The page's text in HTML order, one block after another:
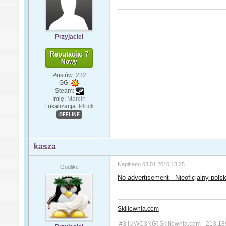
Przyjaciel
Reputacja: 7
Nowy
Postów: 232
GG:
Steam:
Imię: Marcin
Lokalizacja: Płock
OFFLINE
kasza
Godlike Napisano03.01.2010 18:25
No advertisement - Nieoficjalny
Skillownia.com
#3 [UWC3NG] Skillownia.com -